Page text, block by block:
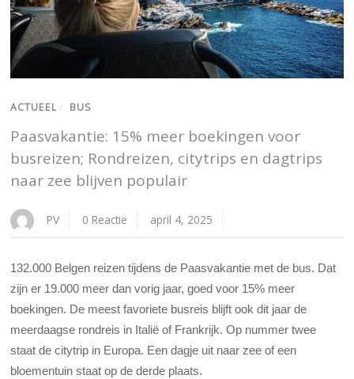
ACTUEEL / BUS
Paasvakantie: 15% meer boekingen voor
busreizen; Rondreizen, citytrips en dagtrips
naar zee blijven populair
PV 0 Reactie april 4, 2025
132.000 Belgen reizen tijdens de Paasvakantie met de bus. Dat
zijn er 19.000 meer dan vorig jaar, goed voor 15% meer
boekingen. De meest favoriete busreis blijft ook dit jaar de
meerdaagse rondreis in Italië of Frankrijk. Op nummer twee
staat de citytrip in Europa. Een dagje uit naar zee of een
bloementuin staat op de derde plaats.